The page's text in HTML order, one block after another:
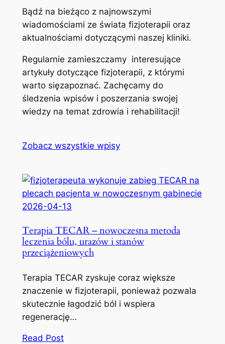
Bądź na bieżąco z najnowszymi
wiadomościami ze świata fizjoterapii oraz
aktualnościami dotyczącymi naszej kliniki.
Regularnie zamieszczamy interesujące
artykuły dotyczące fizjoterapii, z którymi
warto sięzapoznać. Zachęcamy do
śledzenia wpisów i poszerzania swojej
wiedzy na temat zdrowia i rehabilitacji!
Zobacz wszystkie wpisy
2026-04-13
Terapia TECAR – nowoczesna metoda
leczenia bólu, urazów i stanów
przeciążeniowych
Terapia TECAR zyskuje coraz większe
znaczenie w fizjoterapii, ponieważ pozwala
skutecznie łagodzić ból i wspiera
regenerację…
Read Post